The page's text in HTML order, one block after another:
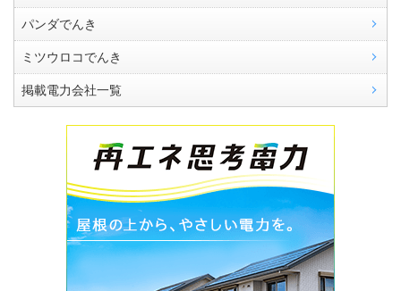
パンダでんき
ミツウロコでんき
掲載電力会社一覧